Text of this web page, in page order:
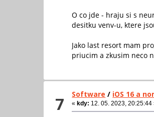
O co jde - hraju si s
desitku venv-u, ktere
Jako last resort mam
priucim a zkusim neco
7 Software / iOS 16 a
«kdy: 12. 05. 2023, 20:25:44